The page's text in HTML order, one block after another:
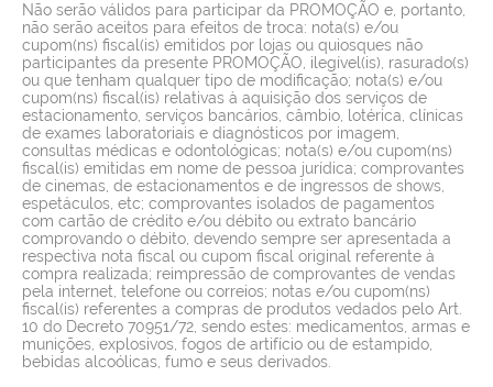
Não serão válidos para participar da PROMOÇÃO e, portanto,
não serão aceitos para efeitos de troca: nota(s) e/ou
cupom(ns) fiscal(is) emitidos por lojas ou quiosques não
participantes da presente PROMOÇÃO, ilegível(is), rasurado(s)
ou que tenham qualquer tipo de modificação; nota(s) e/ou
cupom(ns) fiscal(is) relativas à aquisição dos serviços de
estacionamento, serviços bancários, câmbio, lotérica, clínicas
de exames laboratoriais e diagnósticos por imagem,
consultas médicas e odontológicas; nota(s) e/ou cupom(ns)
fiscal(is) emitidas em nome de pessoa jurídica; comprovantes
de cinemas, de estacionamentos e de ingressos de shows,
espetáculos, etc; comprovantes isolados de pagamentos
com cartão de crédito e/ou débito ou extrato bancário
comprovando o débito, devendo sempre ser apresentada a
respectiva nota fiscal ou cupom fiscal original referente à
compra realizada; reimpressão de comprovantes de vendas
pela internet, telefone ou correios; notas e/ou cupom(ns)
fiscal(is) referentes a compras de produtos vedados pelo Art.
10 do Decreto 70951/72, sendo estes: medicamentos, armas e
munições, explosivos, fogos de artifício ou de estampido,
bebidas alcoólicas, fumo e seus derivados.